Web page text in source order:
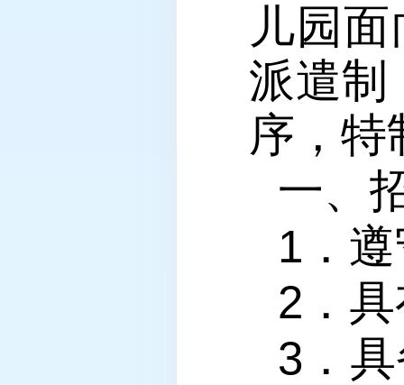
儿园
派遣制
序，特
一、
1．
2．
3．